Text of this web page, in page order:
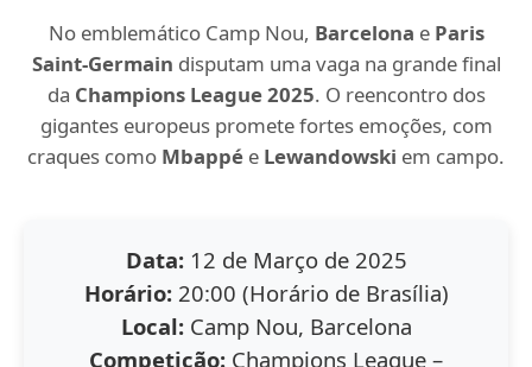
No emblemático Camp Nou, Barcelona e Paris
Saint-Germain disputam uma vaga na grande final
da Champions League 2025. O reencontro dos
gigantes europeus promete fortes emoções, com
craques como Mbappé e Lewandowski em campo.
Data:12 de Março de 2025
Horário:20:00 (Horário de Brasília)
Local:Camp Nou, Barcelona
Competição: Champions League –